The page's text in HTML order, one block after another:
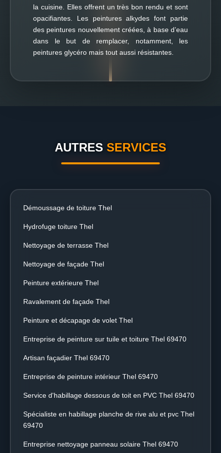
la cuisine. Elles offrent un très bon rendu et sont
opacifiantes. Les peintures alkydes font partie
des peintures nouvellement créées, à base d’eau
dans le but de remplacer, notamment, les
peintures glycéro mais tout aussi résistantes.
AUTRES SERVICES
Démoussage de toiture Thel
Hydrofuge toiture Thel
Nettoyage de terrasse Thel
Nettoyage de façade Thel
Peinture extérieure Thel
Ravalement de façade Thel
Peinture et décapage de volet Thel
Entreprise de peinture sur tuile et toiture Thel 69470
Artisan façadier Thel 69470
Entreprise de peinture intérieur Thel 69470
Service d'habillage dessous de toit en PVC Thel 69470
Spécialiste en habillage planche de rive alu et pvc Thel
69470
Entreprise nettoyage panneau solaire Thel 69470